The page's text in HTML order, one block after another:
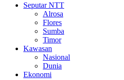
Seputar NTT
Alrosa
Flores
Sumba
Timor
Kawasan
Nasional
Dunia
Ekonomi